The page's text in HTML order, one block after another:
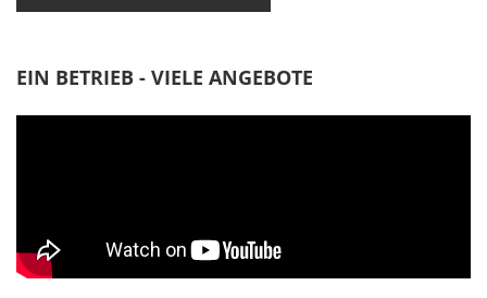
EIN BETRIEB - VIELE ANGEBOTE